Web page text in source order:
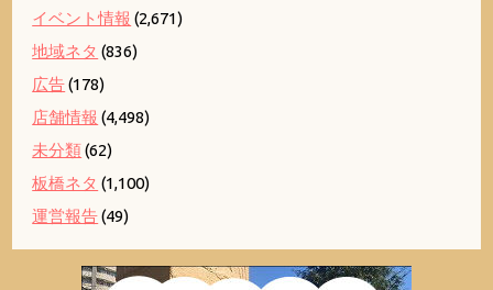
イベント情報 (2,671)
地域ネタ (836)
広告(178)
店舗情報 (4,498)
未分類(62)
板橋ネタ (1,100)
運営報告(49)